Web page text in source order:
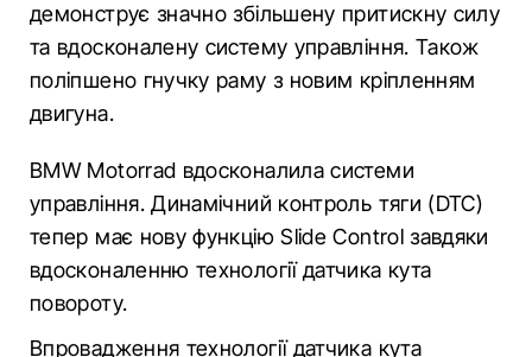
демонструє значно збільшену притискну силу
та вдосконалену систему управління. Також
поліпшено гнучку раму з новим кріпленням
двигуна.
BMW Motorrad вдосконалила системи
управління. Динамічний контроль тяги (DTC)
тепер має нову функцію Slide Control завдяки
вдосконаленню технології датчика кута
повороту.
Впровадження технології датчика кута